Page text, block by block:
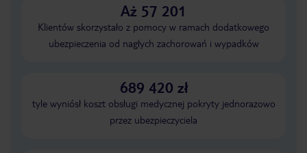
Aż 57 201
Klientów skorzystało z pomocy w ramach dodatkowego
ubezpieczenia od nagłych zachorowań i wypadków
689 420 zł
tyle wyniósł koszt obsługi medycznej pokryty jednorazowo
przez ubezpieczyciela